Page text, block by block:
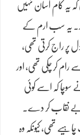
یہ کام آسان نہیں
یہ سب ارم کے
پر راج کرتی تھی،
رام کر چکی تھی، اور
سوچا کہ اسے کوئی
بے نقاب کر دے۔
تھی، کیونکہ وہ